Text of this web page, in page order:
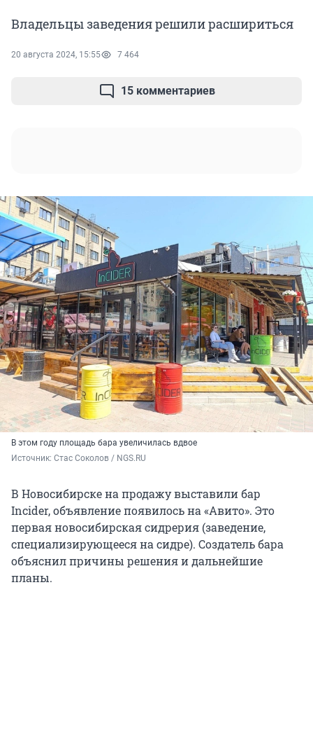
Владельцы заведения решили расшириться
20 августа 2024, 15:55 7 464
15 комментариев
В этом году площадь бара увеличилась вдвое
Источник: Стас Соколов / NGS.RU
В Новосибирске на продажу выставили бар
Incider, объявление появилось на «Авито». Это
первая новосибирская сидрерия (заведение,
специализирующееся на сидре). Создатель бара
объяснил причины решения и дальнейшие
планы.